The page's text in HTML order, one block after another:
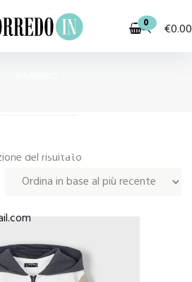
0 €0.00
COSTUMI E MODA MARE
del risultato